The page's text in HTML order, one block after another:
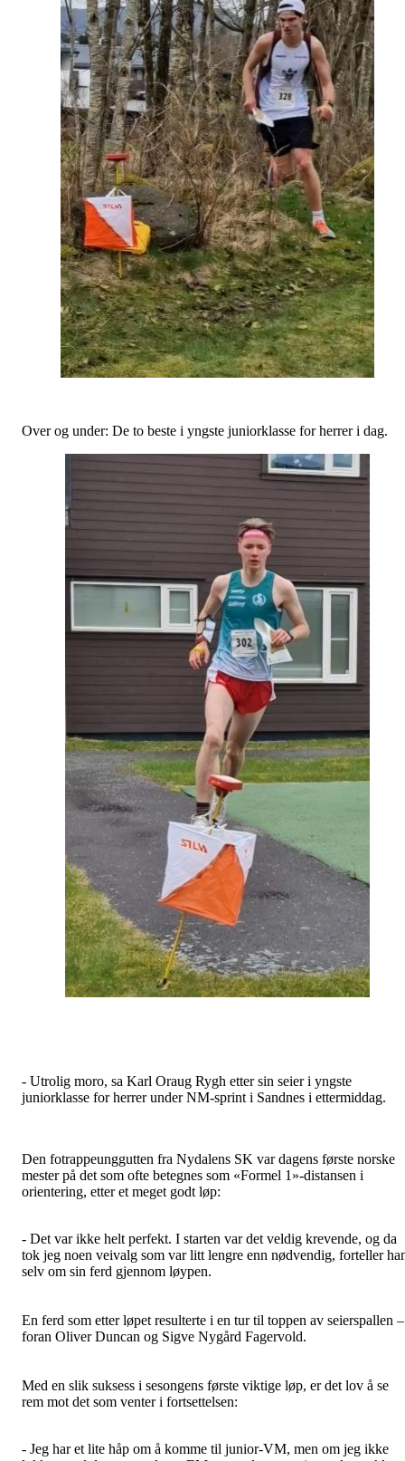
Over og under: De to beste i yngste juniorklasse for herrer i dag.
- Utrolig moro, sa Karl Oraug Rygh etter sin seier i yngste
juniorklasse for herrer under NM-sprint i Sandnes i ettermiddag.
Den fotrappeunggutten fra Nydalens SK var dagens første norske
mester på det som ofte betegnes som «Formel 1»-distansen i
orientering, etter et meget godt løp:
- Det var ikke helt perfekt. I starten var det veldig krevende, og da
tok jeg noen veivalg som var litt lengre enn nødvendig, forteller
selv om sin ferd gjennom løypen.
En ferd som etter løpet resulterte i en tur til toppen av seierspallen –
foran Oliver Duncan og Sigve Nygård Fagervold.
Med en slik suksess i sesongens første viktige løp, er det lov å se
rem mot det som venter i fortsettelsen:
- Jeg har et lite håp om å komme til junior-VM, men om jeg ikke